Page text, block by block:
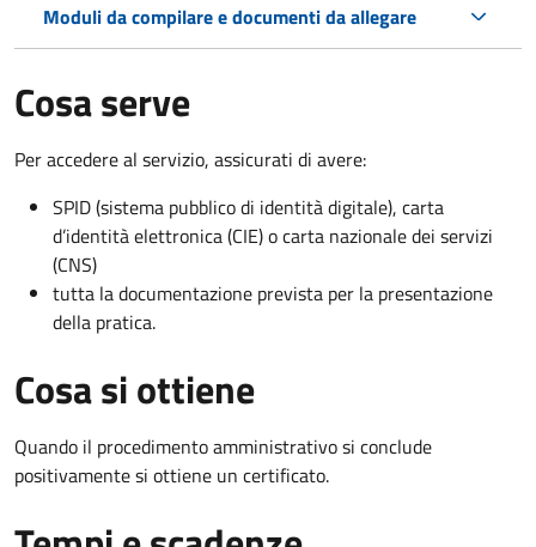
Moduli da compilare e documenti da allegare
Cosa serve
Per accedere al servizio, assicurati di avere:
SPID (sistema pubblico di identità digitale), carta
d’identità elettronica (CIE) o carta nazionale dei servizi
(CNS)
tutta la documentazione prevista per la presentazione
della pratica.
Cosa si ottiene
Quando il procedimento amministrativo si conclude
positivamente si ottiene un certificato.